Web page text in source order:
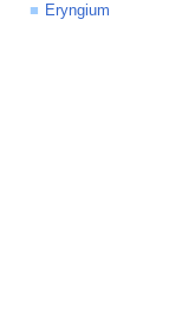
Eryngium